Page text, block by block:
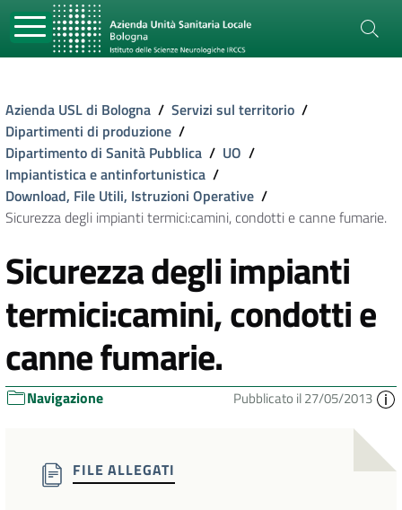
Azienda USL di Bologna / Servizi sul territorio /
Dipartimenti di produzione /
Dipartimento di Sanità Pubblica / UO /
Impiantistica e antinfortunistica /
Download, File Utili, Istruzioni Operative /
Sicurezza degli impianti termici:camini, condotti e canne fumarie.
Sicurezza degli impianti
termici:camini, condotti e
canne fumarie.
Navigazione Pubblicato il 27/05/2013
FILE ALLEGATI